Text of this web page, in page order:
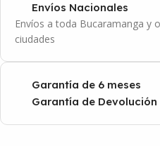
Envíos Nacionales
Envíos a toda Bucaramanga y
ciudades
Garantía de 6 meses
Garantía de Devolución